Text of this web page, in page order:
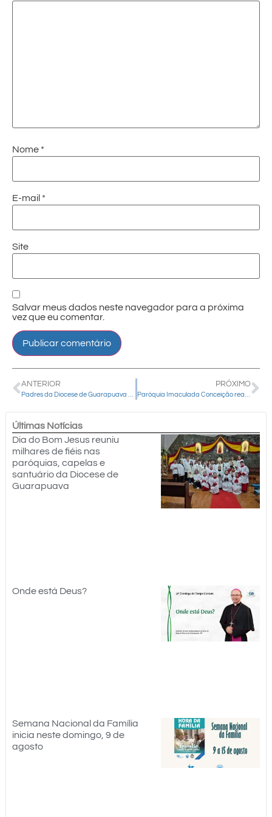
Nome *
E-mail *
Site
Salvar meus dados neste navegador para a próxima
vez que eu comentar.
ANTERIOR PRÓXIMO
Últimas Notícias
Dia do Bom Jesus reuniu
milhares de fiéis nas
paróquias, capelas e
santuário da Diocese de
Guarapuava
Onde está Deus?
Semana Nacional da Família
inicia neste domingo, 9 de
agosto